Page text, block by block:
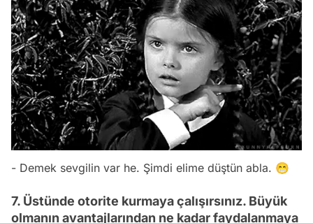
- Demek sevgilin var he. Şimdi elime düştün abla. 😁
7. Üstünde otorite kurmaya çalışırsınız. Büyük
olmanın avantajlarından ne kadar faydalanmaya